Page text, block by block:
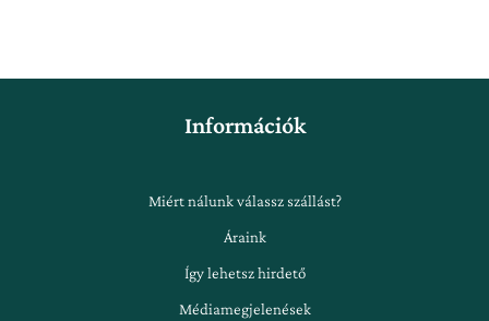
Információk
Miért nálunk válassz szállást?
Áraink
Így lehetsz hirdető
Médiamegjelenések